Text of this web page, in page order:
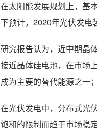
在太阳能发展规划上，基
下预计，2020年光伏发电
研究报告认为，近中期晶
接近晶体硅电池，在市场
成为主要的替代能源之一
在光伏发电中，分布式光
饱和的限制而趋于市场稳